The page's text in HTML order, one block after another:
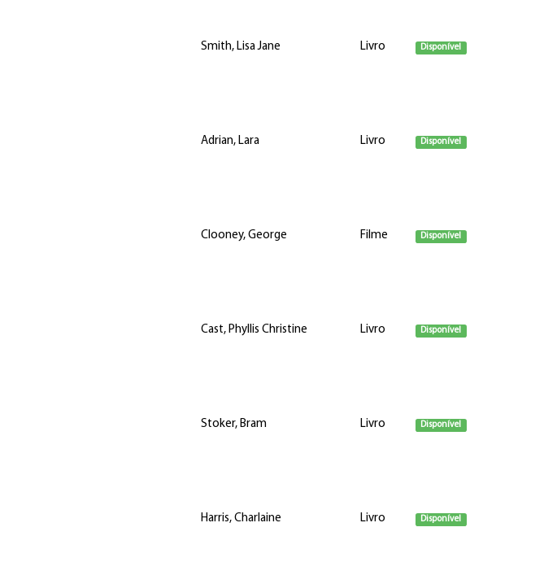
Smith, Lisa Jane Livro Disponível
Adrian, Lara Livro Disponível
Clooney, George Filme Disponível
Cast, Phyllis Christine Livro Disponível
Stoker, Bram Livro Disponível
Harris, Charlaine Livro Disponível